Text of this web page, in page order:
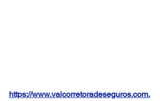
https://www.valcorretoradeseguros.com.